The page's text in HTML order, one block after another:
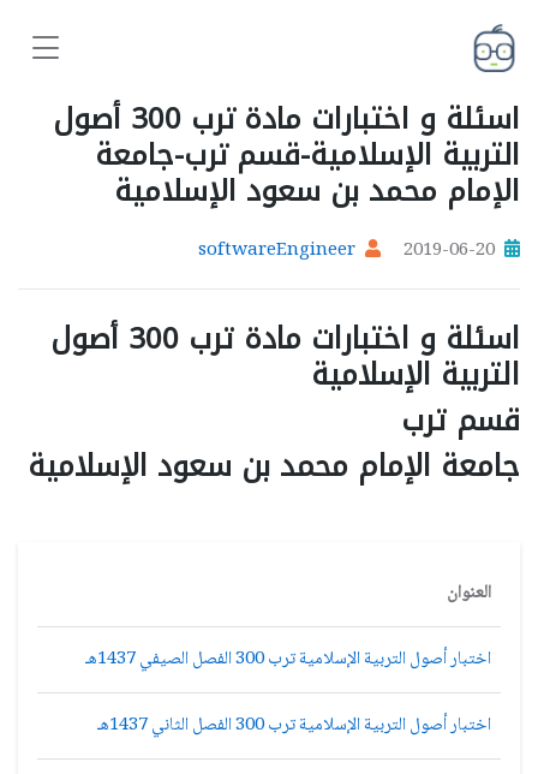
اسئلة و اختبارات مادة ترب 300 أصول
التربية الإسلامية-قسم ترب-جامعة
الإمام محمد بن سعود الإسلامية
2019-06-20
softwareEngineer
اسئلة و اختبارات مادة ترب 300 أصول
التربية الإسلامية
قسم ترب
جامعة الإمام محمد بن سعود الإسلامية
العنوان
اختبار أصول التربية الإسلامية ترب 300 الفصل الصيفي 1437هـ
اختبار أصول التربية الإسلامية ترب 300 الفصل الثاني 1437هـ